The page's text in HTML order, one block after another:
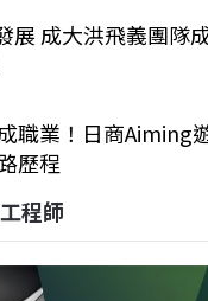
展 成大洪飛義團隊
職業！日商Aiming
歷程
程師